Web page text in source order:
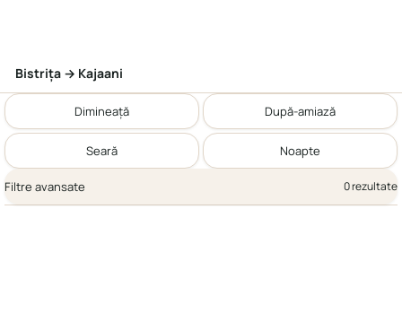
Bistriţa → Kajaani
Dimineață După-amiază
Seară Noapte
Filtre avansate 0 rezultate